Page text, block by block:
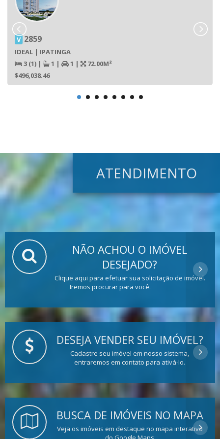
V 2859
IDEAL | IPATINGA
3 (1) | 1 | 1 |
72.00M²
$496,038.46
ATENDIMENTO
NÃO ACHOU O IMÓVEL
DESEJADO?
Clique aqui para efetuar sua solicitação de imóvel.
Iremos procurar para você.
DESEJA VENDER SEU IMÓVEL?
Cadastre seu imóvel em nosso sistema,
entraremos em contato para ativá-lo.
BUSCA DE IMÓVEIS NO MAPA
Veja os imóveis em destaque no mapa interativo